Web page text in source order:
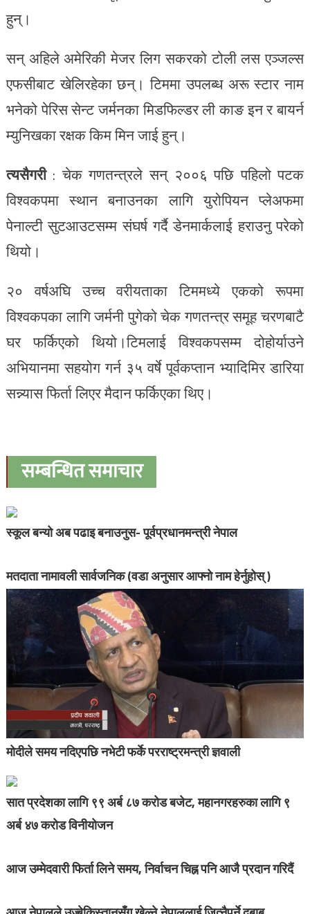
हुन्।
सन् अहिले अमेरिकी मेजर लिग सकरको टोली लस एञ्जल्स
एफसीबाट खेलिरहेका छन्। टिममा उपलब्ध अरू स्टार नाम
भनेको पेरिस सेन्ट जर्मनका मिडफिल्डर ली काङ इन र बायर्न
म्युनिखका रक्षक किम मिन जाई हुन्।
त्यसैगरी: चेक गणतन्त्रले सन् २००६ पछि पहिलो पटक
विश्वकपमा स्थान बनाउनका लागि युरोपियन प्लेअफमा
पेनाल्टी सुटआउटसम्म संघर्ष गर्दै डेनमार्कलाई हराउनु परेको
थियो।
२० वर्षअघि उच्च वरीयताका टिममध्ये एकको रूपमा
विश्वकपका लागि जर्मनी पुगेको चेक गणतन्त्र समूह चरणबाटै
घर फर्किएको थियो।टिमलाई विश्वकपसम्म दोहोर्याउने
अभियानमा सहयोग गर्न ३५ वर्षे पूर्वकप्तान भ्यादिमिर डारिया
सन्न्यास फिर्ता लिएर मैदान फर्किएका थिए।
सम्बन्धित समाचार
स्कूल बन्यो अब पढाइ बनाउनुस- पूर्वप्रधानमन्त्री नेपाल
मतदाता नामावली सार्वजनिक (वडा अनुसार आफ्नो नाम हेर्नुहोस् )
मोदीले समय नदिएपछि नभेटी फर्के परराष्ट्रमन्त्री ज्ञवाली
सात प्रदेशका लागि ९९ अर्ब ८७ करोड बजेट, महानगरहरुका लागि ९
अर्ब ४७ करोड विनीयोजन
आज उम्मेदवारी फिर्ता लिने समय, निर्वाचन चिह्न पनि आजै प्रदान गरिदैं